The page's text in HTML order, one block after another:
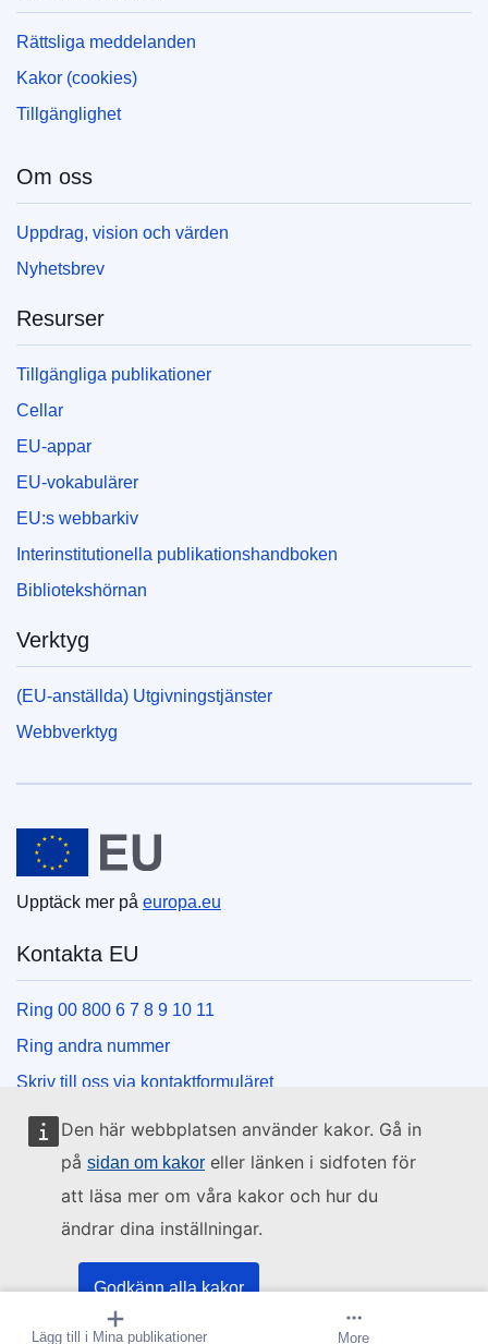
Den här webbplatsen använder kakor. Gå in
på sidan om kakor eller länken i sidfoten för
att läsa mer om våra kakor och hur du
ändrar dina inställningar.
Godkänn alla kakor
Godkänna bara nödvändiga kakor
Lägg till i Mina publikationer Skapa bevakning
More
Rättsliga meddelanden
Kakor (cookies)
Tillgänglighet
Om oss
Uppdrag, vision och värden
Nyhetsbrev
Resurser
Tillgängliga publikationer
Cellar
EU-appar
EU-vokabulärer
EU:s webbarkiv
Interinstitutionella publikationshandboken
Bibliotekshörnan
Verktyg
(EU-anställda) Utgivningstjänster
Webbverktyg
Europeiska unionen
Upptäck mer på europa.eu
Kontakta EU
Ring 00 800 6 7 8 9 10 11
Ring andra nummer
Skriv till oss via kontaktformuläret
Besök ett EU-centrum
Sociala medier
Hitta oss i sociala medier
EU:s institutioner och organ